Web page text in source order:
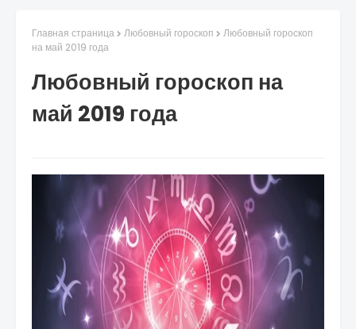
Главная страница Любовный гороскоп
Любовный гороскоп
на май 2019 года
Любовный гороскоп на
май 2019 года